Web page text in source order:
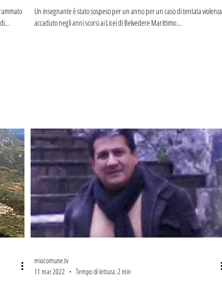
Un insegnante è stato sospeso per un anno per un caso di tentata violenza
accaduto negli anni scorsi ai Licei di Belvedere Marittimo...
miocomune.tv
11 mar 2022
Tempo di lettura: 2 min